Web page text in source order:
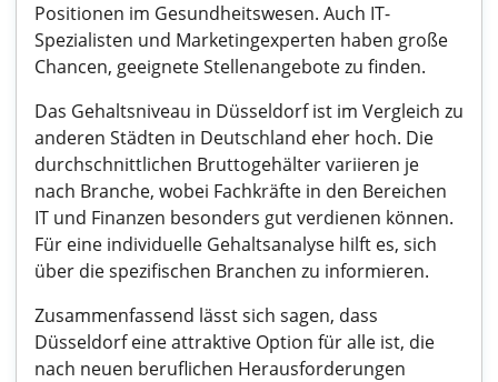
Positionen im Gesundheitswesen. Auch IT-
Spezialisten und Marketingexperten haben große
Chancen, geeignete Stellenangebote zu finden.
Das Gehaltsniveau in Düsseldorf ist im Vergleich zu
anderen Städten in Deutschland eher hoch. Die
durchschnittlichen Bruttogehälter variieren je
nach Branche, wobei Fachkräfte in den Bereichen
IT und Finanzen besonders gut verdienen können.
Für eine individuelle Gehaltsanalyse hilft es, sich
über die spezifischen Branchen zu informieren.
Zusammenfassend lässt sich sagen, dass
Düsseldorf eine attraktive Option für alle ist, die
nach neuen beruflichen Herausforderungen